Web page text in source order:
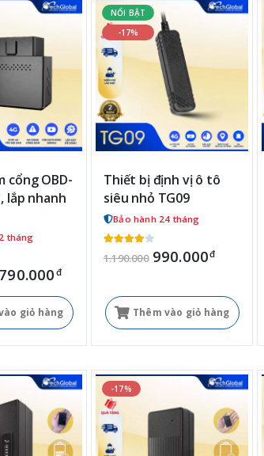
cổng OBD-
lắp nhanh
tháng
đ
giỏ hàng
NỔI BẬT
-17%
Thiết bị định vị ô tô
siêu nhỏ TG09
Bảo hành 24 tháng
1.190.000 990.000đ
Thêm vào giỏ hàng
-17%